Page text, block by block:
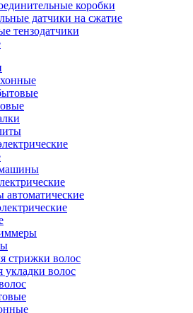
коробки
датчики на сжатие
тензодатчики
стрижки волос
волос